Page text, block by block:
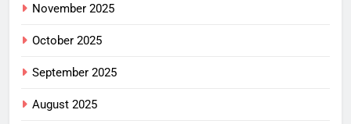
November 2025
October 2025
September 2025
August 2025